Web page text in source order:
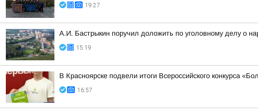
19:27
А.И. Бастрыкин поручил доложить по уголовному делу о
15:19
В Красноярске подвели итоги Всероссийского конкурса
16:57